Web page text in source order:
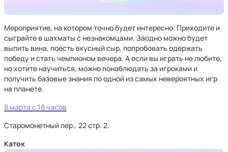
Мероприятие, на котором точно будет интересно. Приходите и
сыграйте в шахматы с незнакомцами. Заодно можно будет
выпить вина, поесть вкусный сыр, попробовать одержать
победу и стать чемпионом вечера. А если вы играть не любите,
но хотите научиться, можно понаблюдать за игроками и
получить базовые знания по одной из самых невероятных игр
на планете.
8 марта с 18 часов
Старомонетный пер., 22 стр. 2.
Каток